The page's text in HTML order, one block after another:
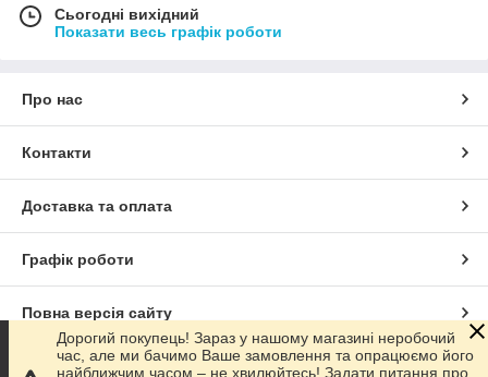
Сьогодні вихідний
Показати весь графік роботи
Про нас
Контакти
Доставка та оплата
Графік роботи
Повна версія сайту
Сайт створено на маркетплейсіProm.ua
Дорогий покупець! Зараз у нашому магазині неробочий
час, але ми бачимо Ваше замовлення та опрацюємо його
найближчим часом – не хвилюйтесь! Задати питання про